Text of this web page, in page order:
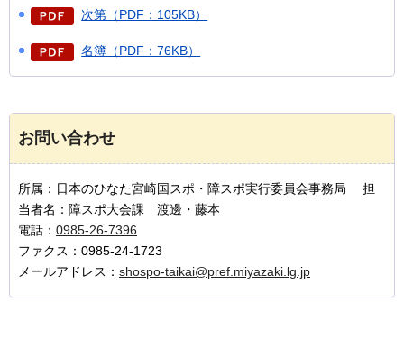
次第（PDF：105KB）
名簿（PDF：76KB）
お問い合わせ
所属：日本のひなた宮崎国スポ・障スポ実行委員会事務局 担
当者名：障スポ大会課 渡邊・藤本
電話： 0985-26-7396
ファクス：0985-24-1723
メールアドレス： shospo-taikai@pref.miyazaki.lg.jp